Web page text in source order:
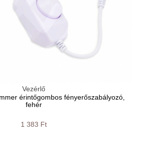
Vezérlő
érintőgombos fényerőszabályozó,
fehér
1 383 Ft